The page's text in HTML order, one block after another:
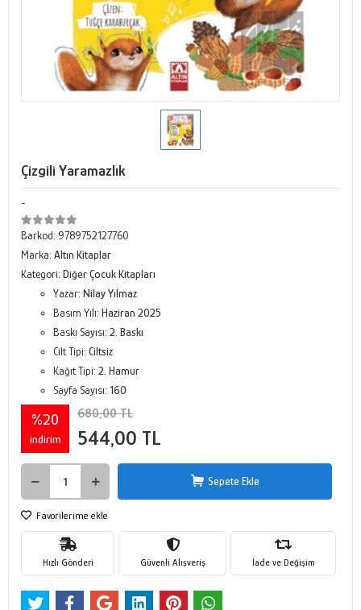
Çizgili Yaramazlık
-
Barkod: 9789752127760
Marka: Altın Kitaplar
Kategori: Diğer Çocuk Kitapları
Yazar: Nilay Yılmaz
Basım Yılı: Haziran 2025
Baskı Sayısı: 2. Baskı
Cilt Tipi: Ciltsiz
Kağıt Tipi: 2. Hamur
Sayfa Sayısı: 160
%20
indirim
680,00 TL
544,00 TL
Sepete Ekle
Favorilerime ekle
Hızlı Gönderi Güvenli Alışveriş İade ve Değişim